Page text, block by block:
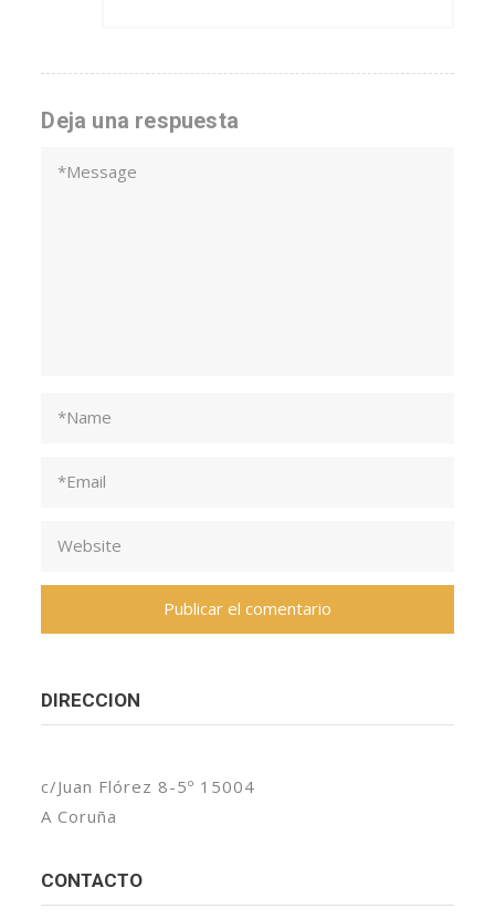
Deja una respuesta
DIRECCION
c/Juan Flórez 8-5º 15004
A Coruña
CONTACTO